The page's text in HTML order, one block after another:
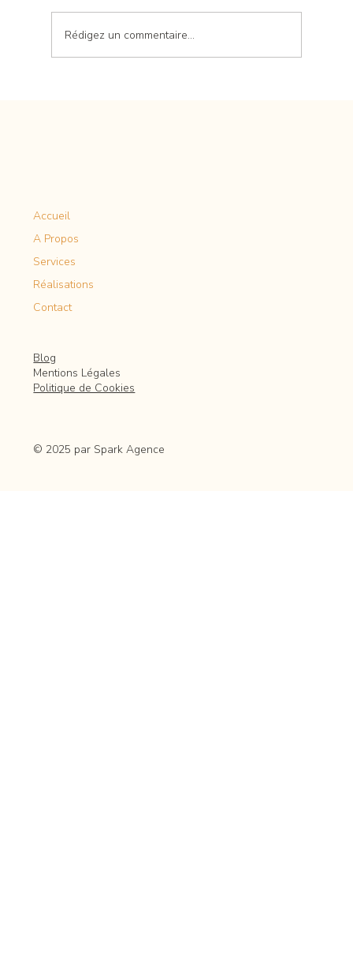
Rédigez un commentaire...
Accueil
A Propos
Services
Réalisations
Contact
Blog
Mentions Légales
Politique de Cookies
© 2025 par Spark Agence